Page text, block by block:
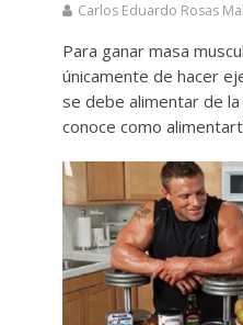
Carlos Eduardo Rosas
Para ganar masa
únicamente de hacer
se debe alimentar de
conoce como